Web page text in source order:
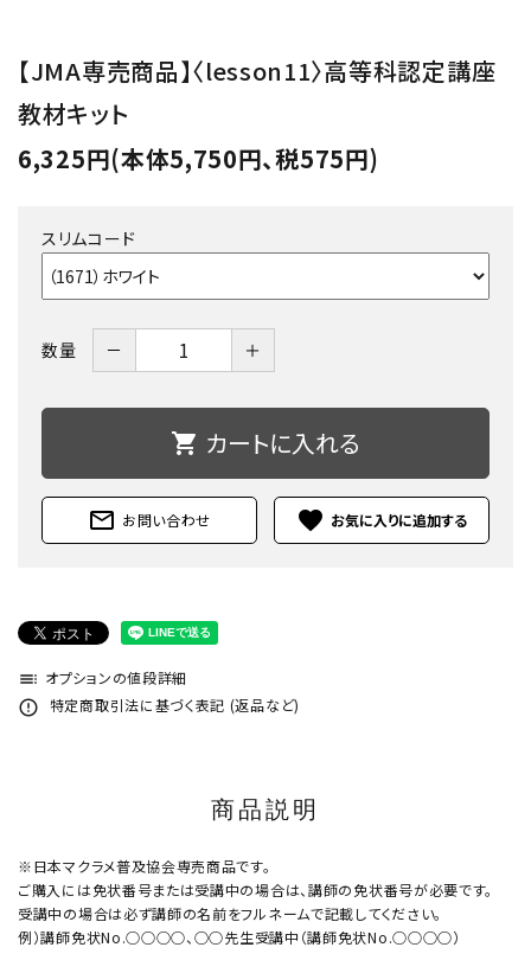
【JMA専売商品】〈lesson11〉高等科認定講座
教材キット
6,325円(本体5,750円、税575円)
スリムコード
数量 － ＋
shopping_cart カートに入れる
mail_outline お問い合わせ favorite
toc オプションの値段詳細
error_outline 特定商取引法に基づく表記 (返品など)
商品説明
※日本マクラメ普及協会専売商品です。
ご購入には免状番号または受講中の場合は、講師の免状番号が必要です。
受講中の場合は必ず講師の名前をフルネームで記載してください。
例）講師免状No.○○○○、○○先生受講中（講師免状No.○○○○）